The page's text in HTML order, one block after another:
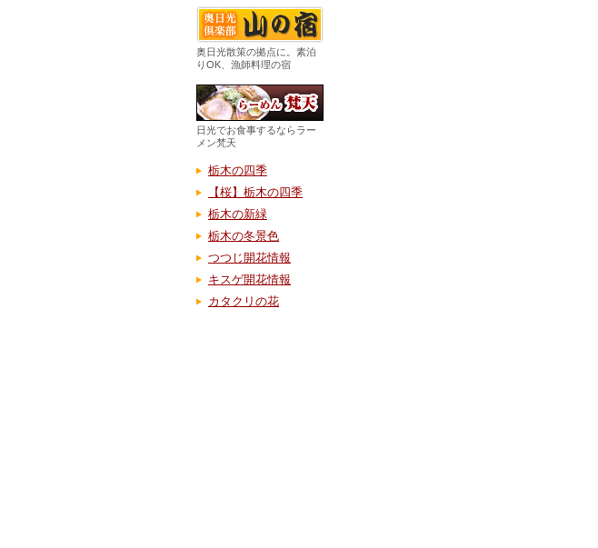
奥日光散策の拠点に。素泊
りOK、漁師料理の宿
日光でお食事するならラー
メン梵天
栃木の四季
【桜】栃木の四季
栃木の新緑
栃木の冬景色
つつじ開花情報
キスゲ開花情報
カタクリの花